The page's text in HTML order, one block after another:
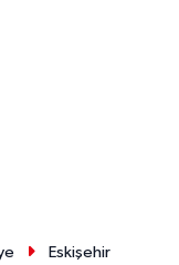
Eskişehir